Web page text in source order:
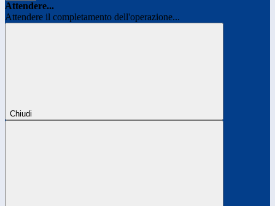
Attendere...
Attendere il completamento dell'operazione...
Chiudi